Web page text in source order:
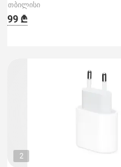
თბილისი
99 ₾
2